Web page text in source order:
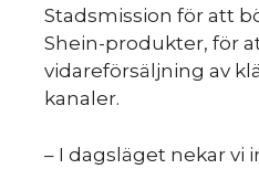
Stadsmission för att
Shein-produkter, för
vidareförsäljning av
kanaler.
– I dagsläget nekar vi